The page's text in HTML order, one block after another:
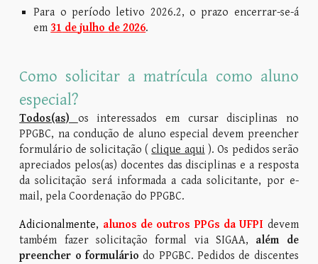
Para o período letivo 2026.2, o prazo encerrar-se-á
em 31 dejulho de 2026.
Como solicitar a matrícula como aluno
especial?
Todos(as) os interessados em cursar disciplinas no
PPGBC, na condução de aluno especial devem preencher
formulário de solicitação (clique aqui ). Os pedidos serão
apreciados pelos(as) docentes das disciplinas e a resposta
da solicitação será informada a cada solicitante, por e-
mail, pela Coordenação do PPGBC.
Adicionalmente, alunos de outros PPGs da UFPI devem
também fazer solicitação formal via SIGAA, além de
preencher o formulário do PPGBC. Pedidos de discentes